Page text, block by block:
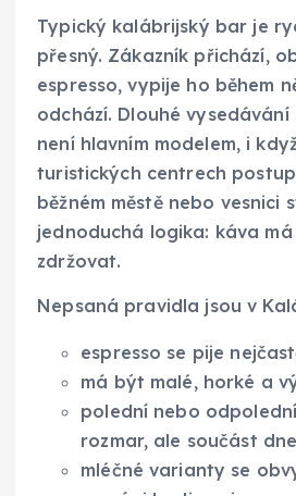
Typický kalábrijský bar je
přesný. Zákazník přichází,
espresso, vypije ho během
odchází. Dlouhé vysedávání
není hlavním modelem, i
turistických centrech
běžném městě nebo vesnici
jednoduchá logika: káva má
zdržovat.
Nepsaná pravidla jsou v
espresso se pije
má být malé, horké a
polední nebo
rozmar, ale součást
mléčné varianty se